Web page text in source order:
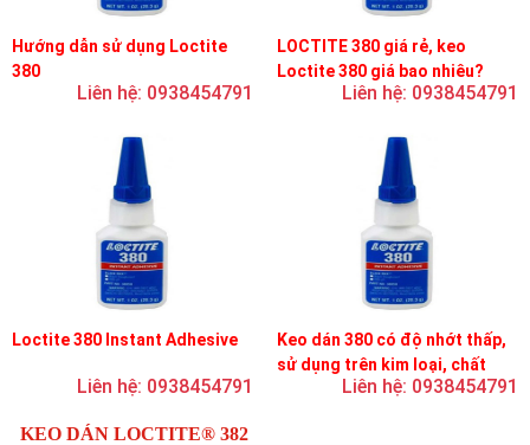
Hướng dẫn sử dụng Loctite
380
Liên hệ: 0938454791
LOCTITE 380 giá rẻ, keo
Loctite 380 giá bao nhiêu?
Liên hệ: 0938454791
Loctite 380 Instant Adhesive
Liên hệ: 0938454791
Keo dán 380 có độ nhớt thấp,
sử dụng trên kim loại, chất
đàn hồi và nhựaLiên hệ: 0938454791
KEO DÁN LOCTITE® 382